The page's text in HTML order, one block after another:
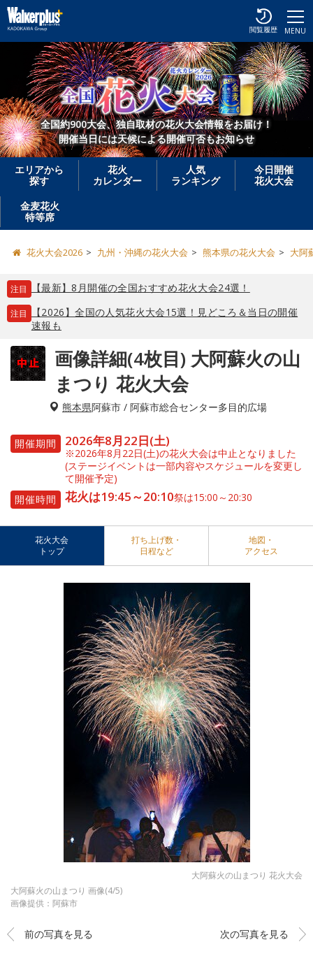
MENU
閲覧履歴
全国約900大会、独自取材の花火大会情報をお届け！
開催当日には天候による開催可否もお知らせ
エリアから
探す
花火
カレンダー
人気
ランキング
今日開催
花火大会
金麦花火
特等席
花火大会2026 九州・沖縄の花火大会 熊本県の花火大会 大阿
注目 【最新】8月開催の全国おすすめ花火大会24選！
注目
【2026】全国の人気花火大会15選！見どころ＆当日の開催
速報も
画像詳細(4枚目) 大阿蘇火の山
まつり 花火大会
熊本県阿蘇市 / 阿蘇市総合センター多目的広場
開催期間 2026年8月22日(土)
※2026年8月22日(土)の花火大会は中止となりました
(ステージイベントは一部内容やスケジュールを変更し
て開催予定)
開催時間
花火は19:45～20:10祭は15:00～20:30
花火大会
トップ
打ち上げ数・
日程など
地図・
アクセス
大阿蘇火の山まつり 花火大会
大阿蘇火の山まつり 画像(4/5)
画像提供：阿蘇市
前の写真を見る 次の写真を見る